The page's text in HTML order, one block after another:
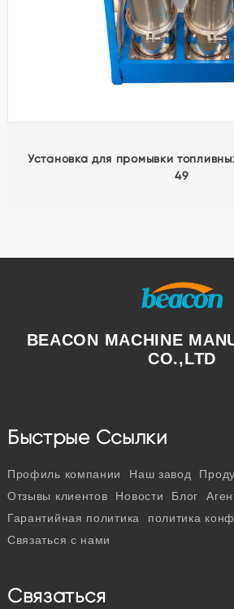
G4-51 Инструмент для снятия
CAT
BEACON MACHINE
CO.,LTD
Быстрые Ссылки
Профиль компании Наш завод
Отзывы клиентов
Новости Блог
Гарантийная политика
политика
Связаться с нами
Связаться